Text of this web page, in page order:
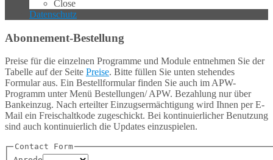
Close
Datenschutz
Abonnement-Bestellung
Preise für die einzelnen Programme und Module entnehmen Sie der
Tabelle auf der Seite Preise. Bitte füllen Sie unten stehendes
Formular aus. Ein Bestellformular finden Sie auch im APW-
Programm unter Menü Bestellungen/ APW. Bezahlung nur über
Bankeinzug. Nach erteilter Einzugsermächtigung wird Ihnen per E-
Mail ein Freischaltkode zugeschickt. Bei kontinuierlicher Benutzung
sind auch kontinuierlich die Updates einzuspielen.
Contact Form